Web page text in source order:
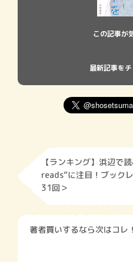
この記事が
最新記事を
【ランキング】浜辺で
reads”に注目！ブック
31回＞
著者買いするなら次はコレ！